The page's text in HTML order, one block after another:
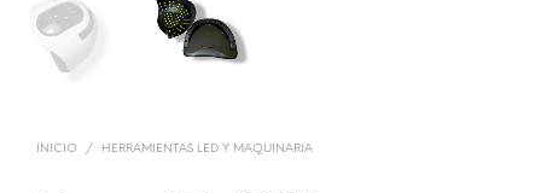
INICIO / HERRAMIENTAS LED Y MAQUINARIA